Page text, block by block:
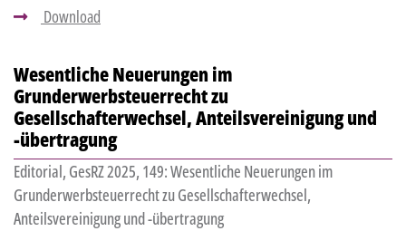
Download
Wesentliche Neuerungen im
Grunderwerbsteuerrecht zu
Gesellschafterwechsel, Anteilsvereinigung und
-übertragung
Editorial, GesRZ 2025, 149: Wesentliche Neuerungen im
Grunderwerbsteuerrecht zu Gesellschafterwechsel,
Anteilsvereinigung und -übertragung